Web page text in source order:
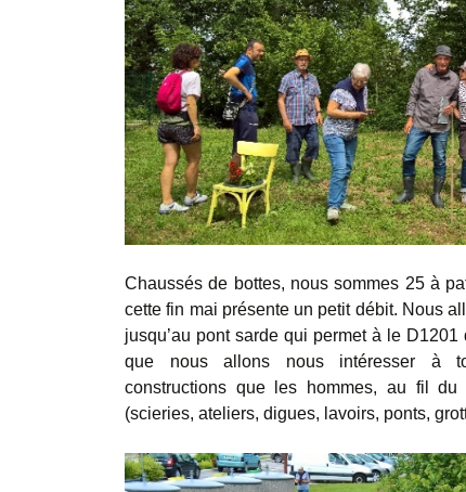
Chaussés de bottes, nous sommes 25 à
cette fin mai présente un petit débit. Nous
jusqu’au pont sarde qui permet à le
que nous allons nous intéresser à
constructions que les hommes, au fil
(scieries, ateliers, digues, lavoirs, ponts,